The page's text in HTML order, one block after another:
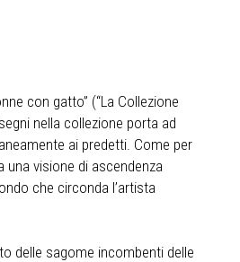
con gatto” (“La Collezione
nella collezione porta ad
ai predetti. Come per
una visione di ascendenza
che circonda l’artista
delle sagome incombenti delle